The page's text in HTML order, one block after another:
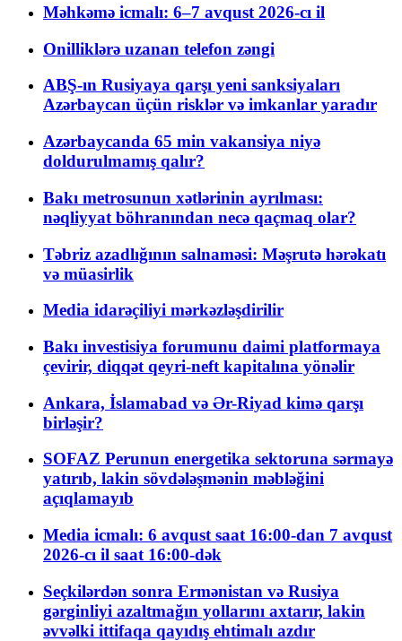
Məhkəmə icmalı: 6–7 avqust 2026-cı il
Onilliklərə uzanan telefon zəngi
ABŞ-ın Rusiyaya qarşı yeni sanksiyaları
Azərbaycan üçün risklər və imkanlar yaradır
Azərbaycanda 65 min vakansiya niyə
doldurulmamış qalır?
Bakı metrosunun xətlərinin ayrılması:
nəqliyyat böhranından necə qaçmaq olar?
Təbriz azadlığının salnaməsi: Məşrutə hərəkatı
və müasirlik
Media idarəçiliyi mərkəzləşdirilir
Bakı investisiya forumunu daimi platformaya
çevirir, diqqət qeyri-neft kapitalına yönəlir
Ankara, İslamabad və Ər-Riyad kimə qarşı
birləşir?
SOFAZ Perunun energetika sektoruna sərmayə
yatırıb, lakin sövdələşmənin məbləğini
açıqlamayıb
Media icmalı: 6 avqust saat 16:00-dan 7 avqust
2026-cı il saat 16:00-dək
Seçkilərdən sonra Ermənistan və Rusiya
gərginliyi azaltmağın yollarını axtarır, lakin
əvvəlki ittifaqa qayıdış ehtimalı azdır